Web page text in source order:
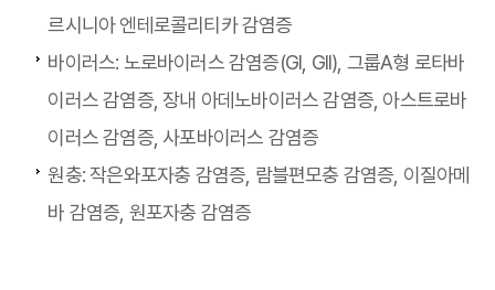
르시니아 엔테로콜리티카 감염증
바이러스: 노로바이러스 감염증(Gl, Gll), 그룹A형 로타바
이러스 감염증, 장내 아데노바이러스 감염증, 아스트로바
이러스 감염증, 사포바이러스 감염증
원충: 작은와포자충 감염증, 람블편모충 감염증, 이질아메
바 감염증, 원포자충 감염증